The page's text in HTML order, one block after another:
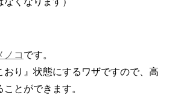
ノコ です。
おり』状態にするワザですので、高
とができます。